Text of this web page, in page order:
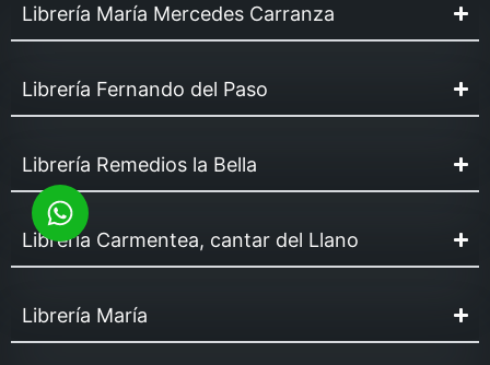
Librería María Mercedes Carranza
Librería Fernando del Paso
Librería Remedios la Bella
Librería Carmentea, cantar del Llano
Librería María